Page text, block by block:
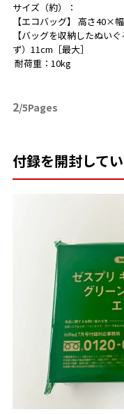
サイズ（約）：
【エコバッグ】 高さ40×
【バッグを収納したぬい
ず）11cm［最大］
耐荷重：10kg
2/5Pages
付録を開封して